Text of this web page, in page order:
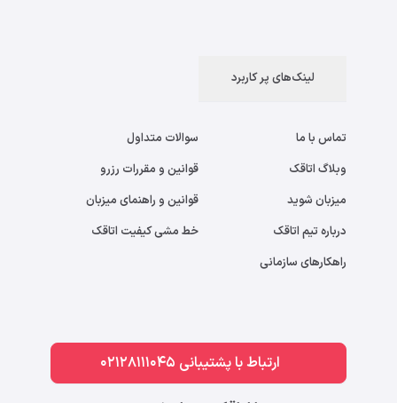
لینک‌های پر کاربرد
تماس با ما
وبلاگ اتاقک
میزبان شوید
درباره تیم اتاقک
راهکارهای سازمانی
سوالات متداول
قوانین و مقررات رزرو
قوانین و راهنمای میزبان
خط مشی کیفیت اتاقک
ارتباط با پشتیبانی 02128111045